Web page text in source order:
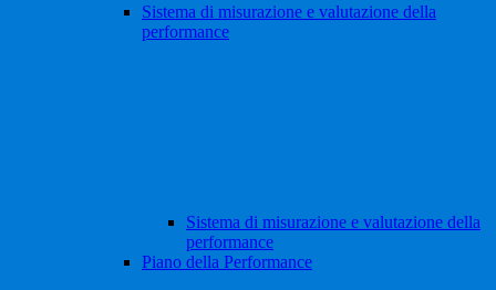
Sistema di misurazione e valutazione della
performance
Sistema di misurazione e valutazione della
performance
Piano della Performance